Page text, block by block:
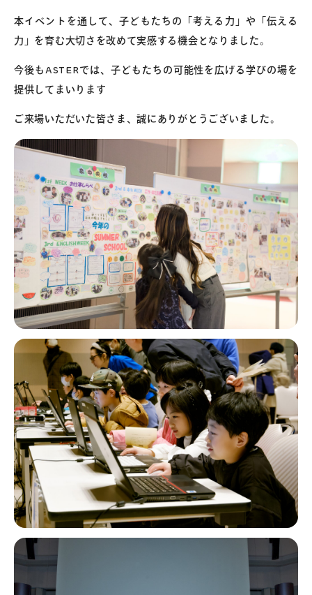
本イベントを通して、子どもたちの「考える力」や「伝える
力」を育む大切さを改めて実感する機会となりました。
今後もASTERでは、子どもたちの可能性を広げる学びの場を
提供してまいります
ご来場いただいた皆さま、誠にありがとうございました。